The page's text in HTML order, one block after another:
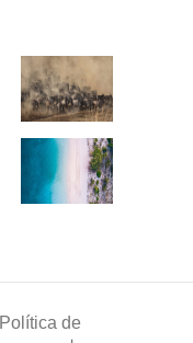
Política de